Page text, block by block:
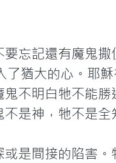
忘記還有魔鬼
猶大的心。耶
不明白牠不能
是神，牠不是全
是間接的陷害